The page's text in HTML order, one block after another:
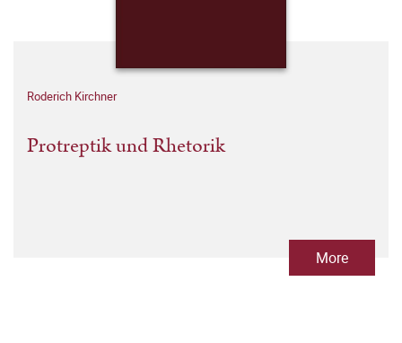
Roderich Kirchner
Protreptik und Rhetorik
More